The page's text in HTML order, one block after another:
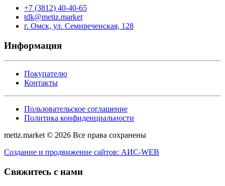
+7 (3812) 40-40-65
tdk@metiz.market
г. Омск, ул. Семиреченская, 128
Информация
Покупателю
Контакты
Пользовательское соглашение
Политика конфиденциальности
metiz.market © 2026 Все права сохранены
Создание и продвижение сайтов: АИС-WEB
Свяжитесь с нами